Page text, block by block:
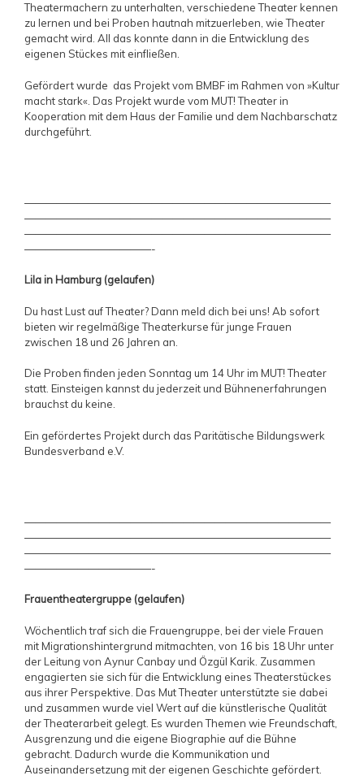
Theatermachern zu unterhalten, verschiedene Theater kennen
zu lernen und bei Proben hautnah mitzuerleben, wie Theater
gemacht wird. All das konnte dann in die Entwicklung des
eigenen Stückes mit einfließen.
Gefördert wurde das Projekt vom BMBF im Rahmen von »Kultur
macht stark«. Das Projekt wurde vom MUT! Theater in
Kooperation mit dem Haus der Familie und dem Nachbarschatz
durchgeführt.
—————————————————————————————
—————————————————————————————
—————————————————————————————
————————————-
Lila in Hamburg (gelaufen)
Du hast Lust auf Theater? Dann meld dich bei uns! Ab sofort
bieten wir regelmäßige Theaterkurse für junge Frauen
zwischen 18 und 26 Jahren an.
Die Proben finden jeden Sonntag um 14 Uhr im MUT! Theater
statt. Einsteigen kannst du jederzeit und Bühnenerfahrungen
brauchst du keine.
Ein gefördertes Projekt durch das Paritätische Bildungswerk
Bundesverband e.V.
—————————————————————————————
—————————————————————————————
—————————————————————————————
————————————-
Frauentheatergruppe (gelaufen)
Wöchentlich traf sich die Frauengruppe, bei der viele Frauen
mit Migrationshintergrund mitmachten, von 16 bis 18 Uhr unter
der Leitung von Aynur Canbay und Özgül Karik. Zusammen
engagierten sie sich für die Entwicklung eines Theaterstückes
aus ihrer Perspektive. Das Mut Theater unterstützte sie dabei
und zusammen wurde viel Wert auf die künstlerische Qualität
der Theaterarbeit gelegt. Es wurden Themen wie Freundschaft,
Ausgrenzung und die eigene Biographie auf die Bühne
gebracht. Dadurch wurde die Kommunikation und
Auseinandersetzung mit der eigenen Geschichte gefördert.